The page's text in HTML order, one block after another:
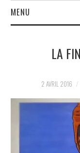
MENU
JURIDIQUE
LA
2 AVRIL 2016